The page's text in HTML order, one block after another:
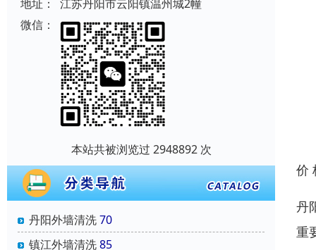
地址：
江苏丹阳市云阳镇温州城2幢
微信：
本站共被浏览过 2948892 次
丹阳外墙清洗70
镇江外墙清洗85
价
丹
重